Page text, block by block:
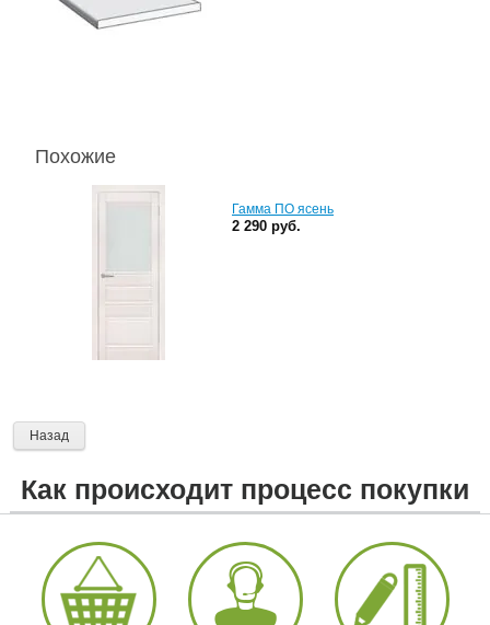
Похожие
Гамма ПО ясень
2 290 руб.
Назад
Как происходит процесс покупки